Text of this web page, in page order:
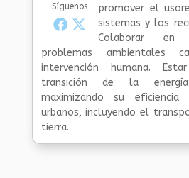
Síguenos
promover el
sistemas y los
Colaborar en
problemas ambientales
intervención humana.
transición de la
maximizando su
urbanos, incluyendo el
tierra.